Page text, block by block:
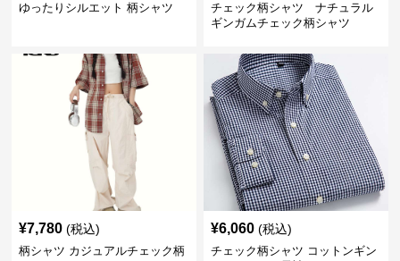
ゆったりシルエット 柄シャツ
チェック柄シャツ ナチュラル
ギンガムチェック柄シャツ
¥7,780 (税込)
柄シャツ カジュアルチェック柄
¥6,060 (税込)
チェック柄シャツ コットンギン